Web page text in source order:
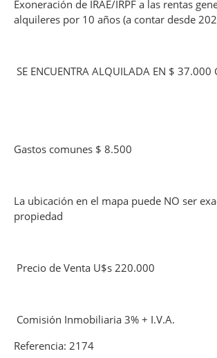
Exoneración de IRAE/IRPF a las rentas
alquileres por 10 años (a contar desde
SE ENCUENTRA ALQUILADA EN $ 37.000
Gastos comunes $ 8.500
La ubicación en el mapa puede NO ser
propiedad
Precio de Venta U$s 220.000
Comisión Inmobiliaria 3% + I.V.A.
Referencia: 2174